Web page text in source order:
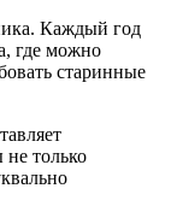
Каждый год
где можно
старинные
только